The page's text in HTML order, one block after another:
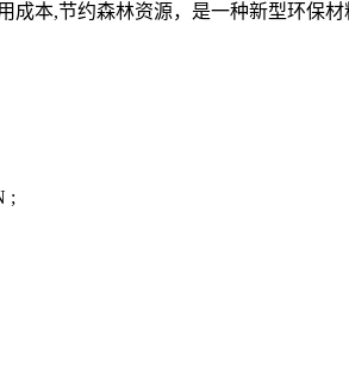
成本,节约森林资源，是一种新型环保材
;